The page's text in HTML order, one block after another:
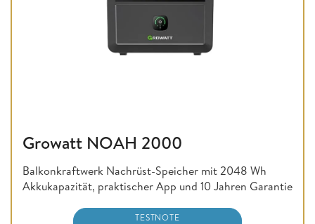
Growatt NOAH 2000
Balkonkraftwerk Nachrüst-Speicher mit 2048 Wh
Akkukapazität, praktischer App und 10 Jahren Garantie
TESTNOTE